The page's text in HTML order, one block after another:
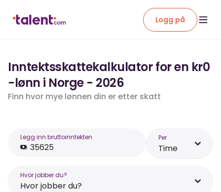
Logg på
Inntektsskattekalkulator for en kr0
-lønn i Norge - 2026
Finn hvor mye lønnen din er etter skatt
Legg inn bruttoinntekten Per
Time
Hvor jobber du?
Hvor jobber du?